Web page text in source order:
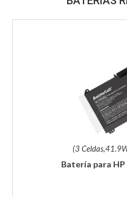
(3
Batería para